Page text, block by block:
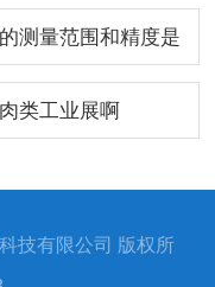
测量范围和精度是
类工业展啊
技有限公司 版权所